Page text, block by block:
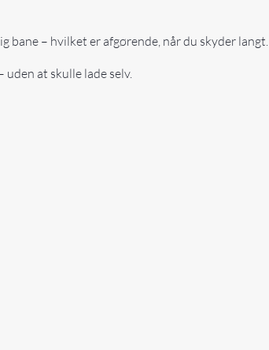
bane – hvilket er afgørende, når du skyder langt.
at skulle lade selv.